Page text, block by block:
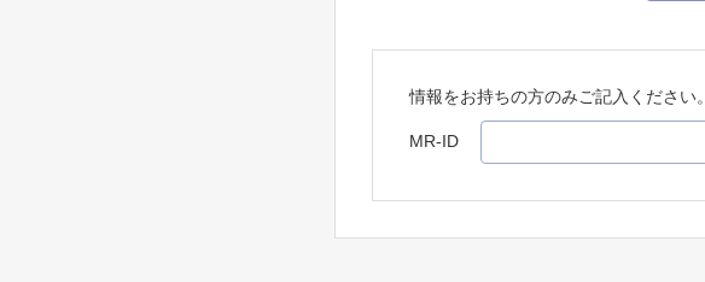
情報をお持ちの方のみご記入ください。
MR-ID